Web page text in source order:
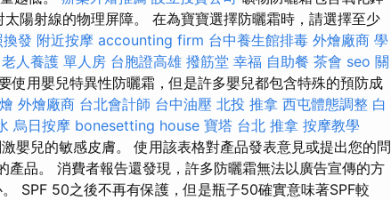
陽射線的物理屏障。 在為寶寶選擇防曬霜時，請選擇至少
發 附近按摩 accounting firm 台中養生館排毒 外燴廠商 學
老人養護 單人房 台胞證高雄 撥筋堂 幸福 自助餐 茶會 seo 關
使用嬰兒特異性防曬霜，但是許多嬰兒都包含特殊的預防成
外燴廠商 台北會計師 台中油壓 北投 推拿 西屯體態調整 白
烏日按摩 bonesetting house 寶塔 台北 推拿 按摩教學
嬰兒的敏感皮膚。 使用該表格對產品發表意見或提出您的問
產品。 消費者報告還發現，許多防曬霜無法以廣告宣傳的方
SPF 50之後不再有保護，但是瓶子50確實意味著SPF較